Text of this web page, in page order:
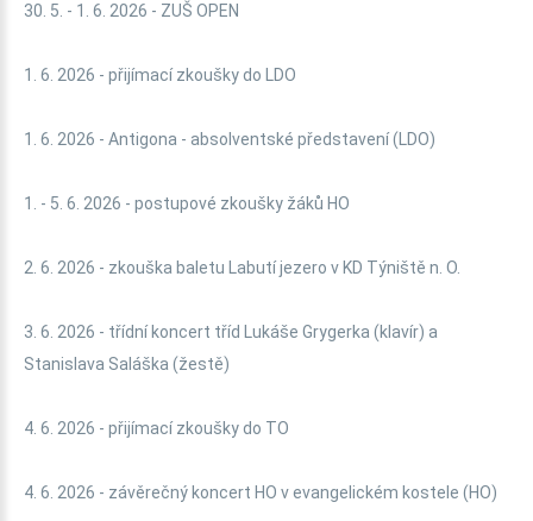
30. 5. - 1. 6. 2026 - ZUŠ OPEN
1. 6. 2026 - přijímací zkoušky do LDO
1. 6. 2026 - Antigona - absolventské představení (LDO)
1. - 5. 6. 2026 - postupové zkoušky žáků HO
2. 6. 2026 - zkouška baletu Labutí jezero v KD Týniště n. O.
3. 6. 2026 - třídní koncert tříd Lukáše Grygerka (klavír) a
Stanislava Saláška (žestě)
4. 6. 2026 - přijímací zkoušky do TO
4. 6. 2026 - závěrečný koncert HO v evangelickém kostele (HO)